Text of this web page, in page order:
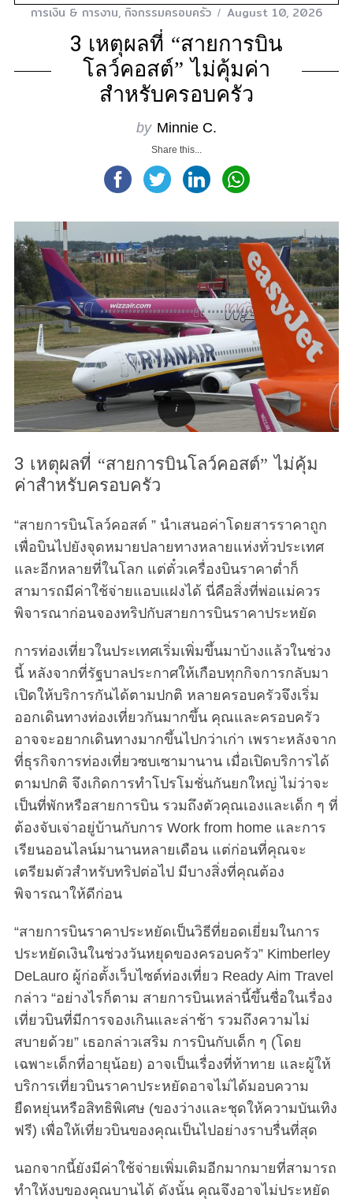
การเงิน & การงาน, กิจกรรมครอบครัว August 10, 2026
3 เหตุผลที่ “สายการบิน
โลว์คอสต์” ไม่คุ้มค่า
สำหรับครอบครัว
by Minnie C.
Share this...
3 เหตุผลที่ “สายการบินโลว์คอสต์” ไม่คุ้ม
ค่าสำหรับครอบครัว
“สายการบินโลว์คอสต์ ” นำเสนอค่าโดยสารราคาถูก
เพื่อบินไปยังจุดหมายปลายทางหลายแห่งทั่วประเทศ
และอีกหลายที่ในโลก แต่ตั๋วเครื่องบินราคาต่ำก็
สามารถมีค่าใช้จ่ายแอบแฝงได้ นี่คือสิ่งที่พ่อแม่ควร
พิจารณาก่อนจองทริปกับสายการบินราคาประหยัด
การท่องเที่ยวในประเทศเริ่มเพิ่มขึ้นมาบ้างแล้วในช่วง
นี้ หลังจากที่รัฐบาลประกาศให้เกือบทุกกิจการกลับมา
เปิดให้บริการกันได้ตามปกติ หลายครอบครัวจึงเริ่ม
ออกเดินทางท่องเที่ยวกันมากขึ้น คุณและครอบครัว
อาจจะอยากเดินทางมากขึ้นไปกว่าเก่า เพราะหลังจาก
ที่ธุรกิจการท่องเที่ยวซบเซามานาน เมื่อเปิดบริการได้
ตามปกติ จึงเกิดการทำโปรโมชั่นกันยกใหญ่ ไม่ว่าจะ
เป็นที่พักหรือสายการบิน รวมถึงตัวคุณเองและเด็ก ๆ ที่
ต้องจับเจ่าอยู่บ้านกับการ Work from home และการ
เรียนออนไลน์มานานหลายเดือน แต่ก่อนที่คุณจะ
เตรียมตัวสำหรับทริปต่อไป มีบางสิ่งที่คุณต้อง
พิจารณาให้ดีก่อน
“สายการบินราคาประหยัดเป็นวิธีที่ยอดเยี่ยมในการ
ประหยัดเงินในช่วงวันหยุดของครอบครัว” Kimberley
DeLauro ผู้ก่อตั้งเว็บไซต์ท่องเที่ยว Ready Aim Travel
กล่าว “อย่างไรก็ตาม สายการบินเหล่านี้ขึ้นชื่อในเรื่อง
เที่ยวบินที่มีการจองเกินและล่าช้า รวมถึงความไม่
สบายด้วย” เธอกล่าวเสริม การบินกับเด็ก ๆ (โดย
เฉพาะเด็กที่อายุน้อย) อาจเป็นเรื่องที่ท้าทาย และผู้ให้
บริการเที่ยวบินราคาประหยัดอาจไม่ได้มอบความ
ยืดหยุ่นหรือสิทธิพิเศษ (ของว่างและชุดให้ความบันเทิง
ฟรี) เพื่อให้เที่ยวบินของคุณเป็นไปอย่างราบรื่นที่สุด
นอกจากนี้ยังมีค่าใช้จ่ายเพิ่มเติมอีกมากมายที่สามารถ
ทำให้งบของคุณบานได้ ดังนั้น คุณจึงอาจไม่ประหยัด